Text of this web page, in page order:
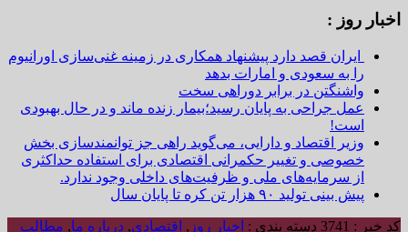
اخبار روز :
ایران قصد دارد پیشنهاد همکاری در زمینه غنی‌سازی اورانیوم
را به سعودی و امارات بدهد
واشنگتن در برابر دوراهی سخت
عمل جراحی به پایان رسید؛بیمار زنده ماند و در حال بهبودی
است!
وزیر اقتصاد و دارایی، می‌گوید راهی جز توانمندسازی بخش
خصوصی و تغییر حکمرانی اقتصادی برای استفاده حداکثری
از سرمایه‌های ملی و ظرفیت‌های داخلی وجود ندارد.
پیش بینی تولید ۹۰ هزار تن کره تا پایان سال
کد خبر : 3741 دسته بندی : اخبار روز , اقتصادی, درباره ما, مطالب